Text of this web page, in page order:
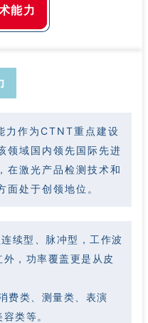
能力
作为CTNT重点建设
领域国内领先国际先进
在激光产品检测技术和
面处于创领地位。
续型、脉冲型，工作波
，功率覆盖更是从皮
类、测量类、表演
类等。